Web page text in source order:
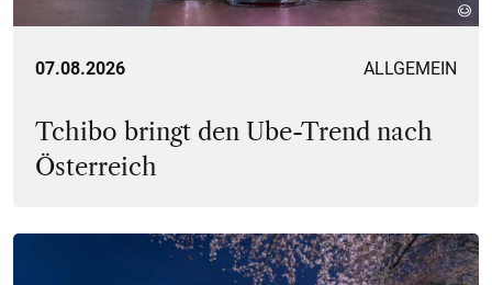
07.08.2026 ALLGEMEIN
Tchibo bringt den Ube-Trend nach
Österreich